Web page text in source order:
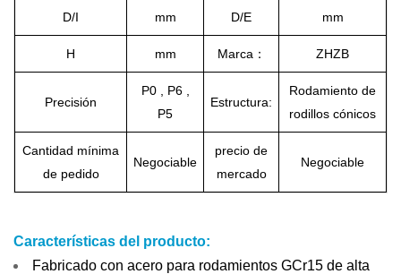
D/I mm D/E mm
H mm Marca： ZHZB
Precisión
P0 , P6 ,
P5
Estructura:
Rodamiento de
rodillos cónicos
Cantidad mínima
de pedido
Negociable
precio de
mercado
Negociable
Características del producto:
Fabricado con acero para rodamientos GCr15 de alta